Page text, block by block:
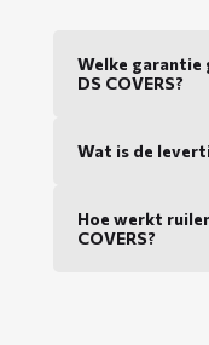
Welke garantie
DS COVERS?
Wat is de
Hoe werkt
COVERS?